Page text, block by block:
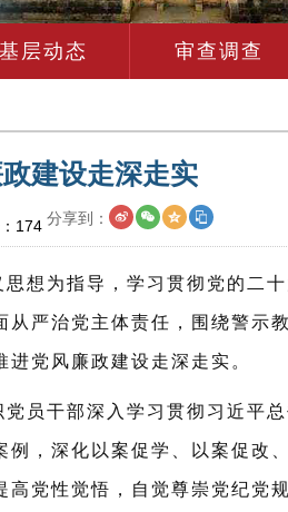
基层动态 审查调查
建设走深走实
174 分享到：
想为指导，学习贯彻党的二
严治党主体责任，围绕警示
党风廉政建设走深走实。
员干部深入学习贯彻习近平
，深化以案促学、以案促改
党性觉悟，自觉尊崇党纪党规